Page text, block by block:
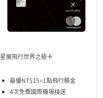
星展飛行世界之極卡
最優NT$15=1點飛行積金
4次免費國際機場接送